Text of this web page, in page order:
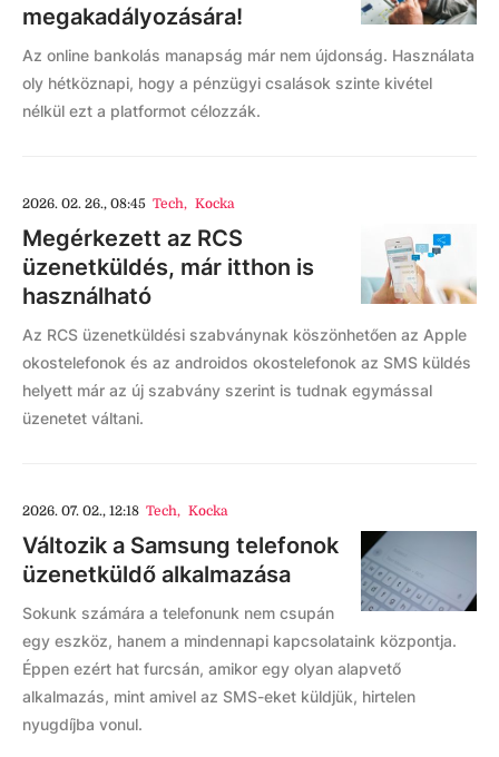
megakadályozására!
Az online bankolás manapság már nem újdonság. Használata
oly hétköznapi, hogy a pénzügyi csalások szinte kivétel
nélkül ezt a platformot célozzák.
2026. 02. 26., 08:45 Tech, Kocka
Megérkezett az RCS
üzenetküldés, már itthon is
használható
Az RCS üzenetküldési szabványnak köszönhetően az Apple
okostelefonok és az androidos okostelefonok az SMS küldés
helyett már az új szabvány szerint is tudnak egymással
üzenetet váltani.
2026. 07. 02., 12:18 Tech, Kocka
Változik a Samsung telefonok
üzenetküldő alkalmazása
Sokunk számára a telefonunk nem csupán
egy eszköz, hanem a mindennapi kapcsolataink központja.
Éppen ezért hat furcsán, amikor egy olyan alapvető
alkalmazás, mint amivel az SMS-eket küldjük, hirtelen
nyugdíjba vonul.